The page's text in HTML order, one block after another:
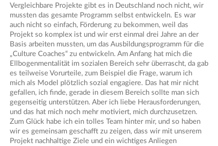
Vergleichbare Projekte gibt es in Deutschland noch nicht, wir
mussten das gesamte Programm selbst entwickeln. Es war
auch nicht so einfach, Förderung zu bekommen, weil das
Projekt so komplex ist und wir erst einmal drei Jahre an der
Basis arbeiten mussten, um das Ausbildungsprogramm für die
„Culture Coaches“ zu entwickeln. Am Anfang hat mich die
Ellbogenmentalität im sozialen Bereich sehr überrascht, da gab
es teilweise Vorurteile, zum Beispiel die Frage, warum ich
mich als Model plötzlich sozial engagiere. Das hat mir nicht
gefallen, ich finde, gerade in diesem Bereich sollte man sich
gegenseitig unterstützen. Aber ich liebe Herausforderungen,
und das hat mich noch mehr motiviert, mich durchzusetzen.
Zum Glück habe ich ein tolles Team hinter mir, und so haben
wir es gemeinsam geschafft zu zeigen, dass wir mit unserem
Projekt nachhaltige Ziele und ein wichtiges Anliegen